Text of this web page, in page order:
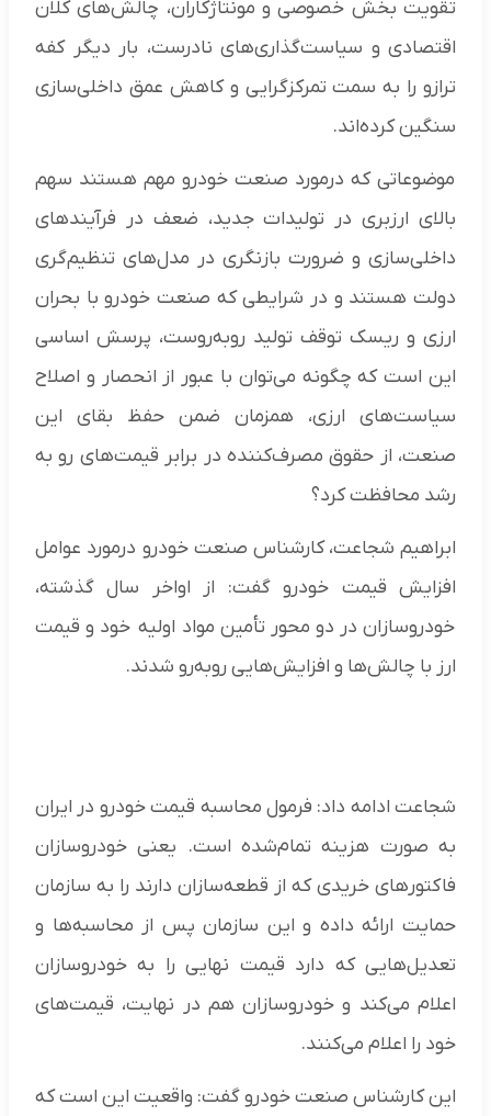
تقویت بخش خصوصی و مونتاژکاران، چالش‌های کلان
اقتصادی و سیاست‌گذاری‌های نادرست، بار دیگر کفه
ترازو را به سمت تمرکزگرایی و کاهش عمق داخلی‌سازی
سنگین کرده‌اند.
موضوعاتی که درمورد صنعت خودرو مهم هستند سهم
بالای ارزبری در تولیدات جدید، ضعف در فرآیندهای
داخلی‌سازی و ضرورت بازنگری در مدل‌های تنظیم‌گری
دولت هستند و در شرایطی که صنعت خودرو با بحران
ارزی و ریسک توقف تولید روبه‌روست، پرسش اساسی
این است که چگونه می‌توان با عبور از انحصار و اصلاح
سیاست‌های ارزی، همزمان ضمن حفظ بقای این
صنعت، از حقوق مصرف‌کننده در برابر قیمت‌های رو به
رشد محافظت کرد؟
ابراهیم شجاعت، کارشناس صنعت خودرو درمورد عوامل
افزایش قیمت خودرو گفت: از اواخر سال گذشته،
خودروسازان در دو محور تأمین مواد اولیه خود و قیمت
ارز با چالش‌ها و افزایش‌هایی روبه‌رو شدند.
شجاعت ادامه داد: فرمول محاسبه قیمت خودرو در ایران
به صورت هزینه‌ تمام‌شده است. یعنی خودروسازان
فاکتورهای خریدی که از قطعه‌سازان دارند را به سازمان
حمایت ارائه داده و این سازمان پس از محاسبه‌ها و
تعدیل‌هایی که دارد قیمت‌ نهایی را به خودروسازان
اعلام می‌کند و خودروسازان هم در نهایت، قیمت‌های
خود را اعلام می‌کنند.
این کارشناس صنعت خودرو گفت: واقعیت این است که